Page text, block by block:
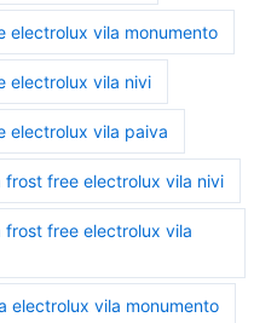
electrolux vila monumento
electrolux vila nivi
electrolux vila paiva
free electrolux vila nivi
free electrolux vila
electrolux vila monumento